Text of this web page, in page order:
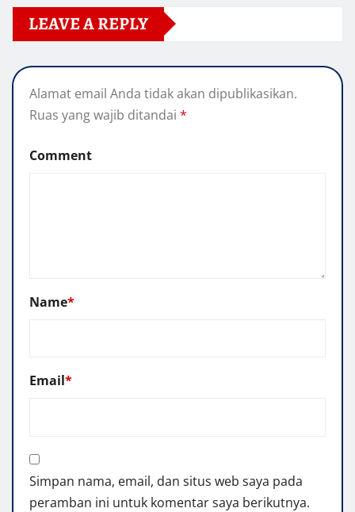
LEAVE A REPLY
Alamat email Anda tidak akan dipublikasikan.
Ruas yang wajib ditandai *
Comment
Name*
Email*
Simpan nama, email, dan situs web saya pada
peramban ini untuk komentar saya berikutnya.